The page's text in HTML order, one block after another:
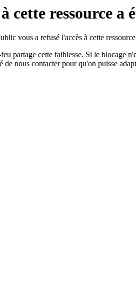
cette ressource a
vous a refusé l'accès à cette
partage cette faiblesse. Si le blocage
de nous contacter pour qu'on puisse